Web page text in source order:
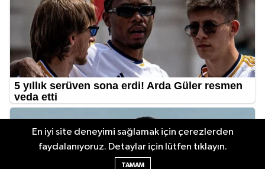
En iyi site deneyimi sağlamak için çerezlerden
faydalanıyoruz. Detaylar için lütfen tıklayın.
TAMAM